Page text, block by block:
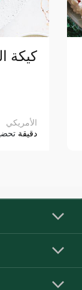
كيكة
الأمريكي
75 دقيقة